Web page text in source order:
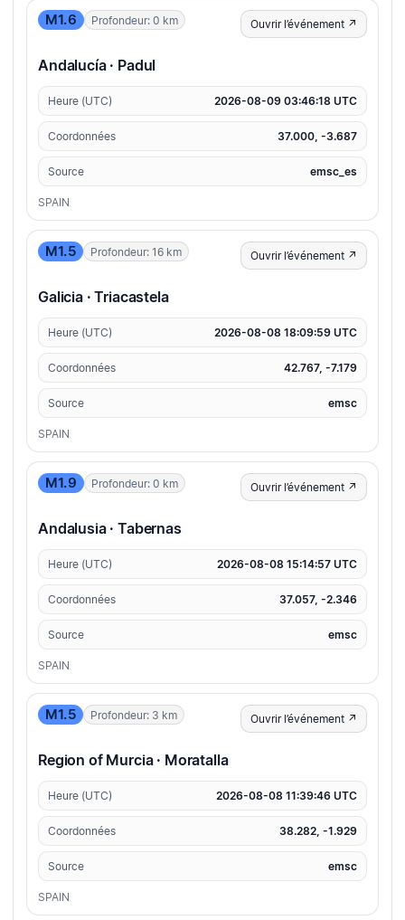
M1.6 Profondeur: 0 km Ouvrir l’événement ↗
Andalucía · Padul
Heure (UTC) 2026-08-09 03:46:18 UTC
Coordonnées 37.000, -3.687
Source emsc_es
SPAIN
M1.5 Profondeur: 16 km Ouvrir l’événement ↗
Galicia · Triacastela
Heure (UTC) 2026-08-08 18:09:59 UTC
Coordonnées 42.767, -7.179
Source emsc
SPAIN
M1.9 Profondeur: 0 km Ouvrir l’événement ↗
Andalusia · Tabernas
Heure (UTC) 2026-08-08 15:14:57 UTC
Coordonnées 37.057, -2.346
Source emsc
SPAIN
M1.5 Profondeur: 3 km Ouvrir l’événement ↗
Region of Murcia · Moratalla
Heure (UTC) 2026-08-08 11:39:46 UTC
Coordonnées 38.282, -1.929
Source emsc
SPAIN